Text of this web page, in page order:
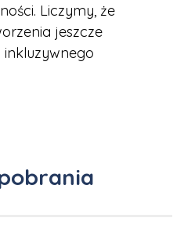
Liczymy, że
jeszcze